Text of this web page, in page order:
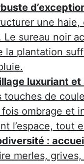
une
Le sureau noir
la plantation
luxuriant
touches de
ombrage et
l’espace, tout
:
merles,